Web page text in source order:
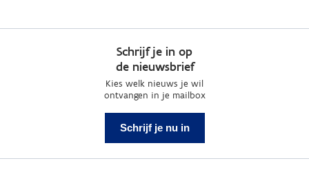
Schrijf je in op
de nieuwsbrief
Kies welk nieuws je wil
ontvangen in je mailbox
Schrijf je nu in